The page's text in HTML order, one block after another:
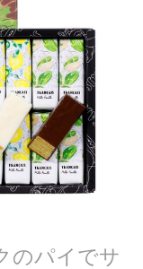
のパイでサ